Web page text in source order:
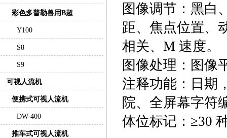
彩色多普勒兽用B超
Y100
S8
S9
可视人流机
便携式可视人流机
DW-400
推车式可视人流机
图像调节：黑白
距、焦点位置、
相关、M 速度。
图像处理：图像
注释功能：日期
院、全屏幕字符
体位标记：≥30